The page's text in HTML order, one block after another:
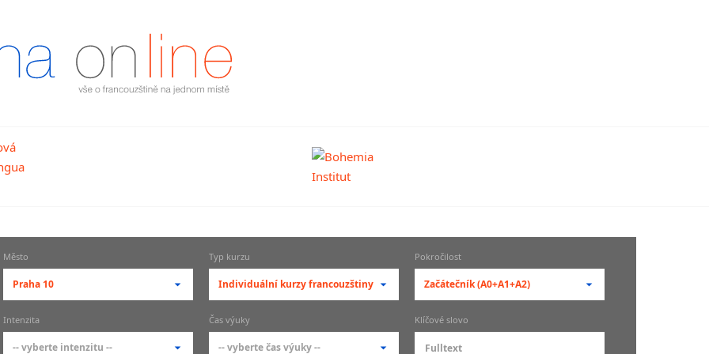
Město
Praha 10
-- vyberte město --
pražské městské části
Typ kurzu
Individuální kurzy francouzštiny
-- vyberte typ --
základní členění kurzů
Pokročilost
Začátečník (A0+A1+A2)
-- vyberte pokročilost --
Intenzita
-- vyberte intenzitu --
Čas výuky
-- vyberte čas výuky --
Klíčové slovo